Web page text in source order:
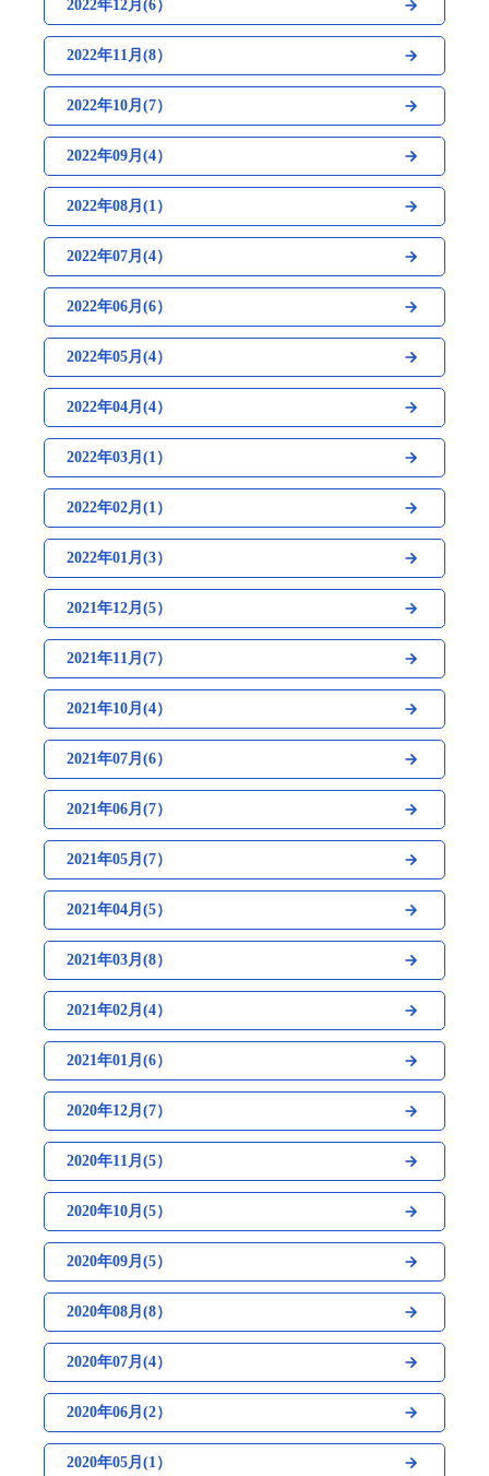
2022年12月(6）
2022年11月(8）
2022年10月(7）
2022年09月(4）
2022年08月(1）
2022年07月(4）
2022年06月(6）
2022年05月(4）
2022年04月(4）
2022年03月(1）
2022年02月(1）
2022年01月(3）
2021年12月(5）
2021年11月(7）
2021年10月(4）
2021年07月(6）
2021年06月(7）
2021年05月(7）
2021年04月(5）
2021年03月(8）
2021年02月(4）
2021年01月(6）
2020年12月(7）
2020年11月(5）
2020年10月(5）
2020年09月(5）
2020年08月(8）
2020年07月(4）
2020年06月(2）
2020年05月(1）